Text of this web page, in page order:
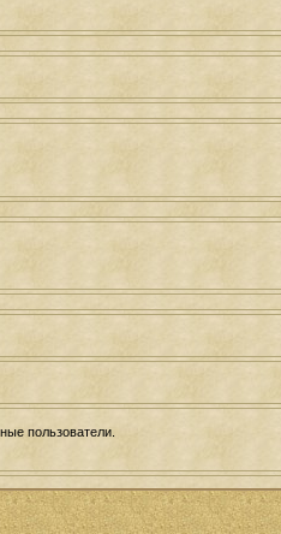
пользователи.